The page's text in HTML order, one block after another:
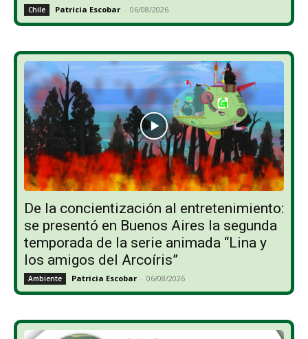
Chile Patricia Escobar - 06/08/2026
De la concientización al entretenimiento:
se presentó en Buenos Aires la segunda
temporada de la serie animada “Lina y
los amigos del Arcoíris”
Ambiente Patricia Escobar - 06/08/2026